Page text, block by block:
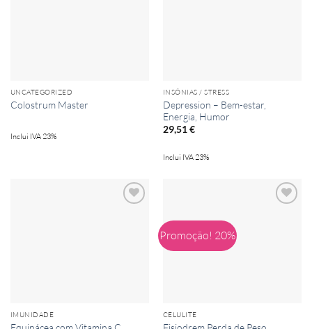
UNCATEGORIZED
Colostrum Master
Inclui IVA 23%
INSÓNIAS / STRESS
Depression – Bem-estar,
Energia, Humor
29,51€
Inclui IVA 23%
IMUNIDADE
Promoção! 20%
CELULITE